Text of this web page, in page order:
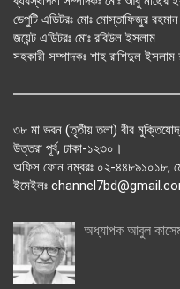
ডেপুটি এডিটরঃ মোঃ মোস্তাফিজুর
জয়েন্ট এডিটরঃ মোঃ রবিউল ইসলাম
সহকারী সম্পাদকঃ শাহ রাশিদুল ইসলাম
৩৮ মা ভবন (তৃতীয় তলা) বীর
উত্তরা পূর্ব, ঢাকা-১২৩০।
অফিস ফোন নম্বরঃ ০২-৪৪৮৯১০১৮,
ইমেইলঃ
অধ্যাপক আবুল